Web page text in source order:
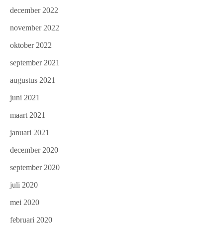
december 2022
november 2022
oktober 2022
september 2021
augustus 2021
juni 2021
maart 2021
januari 2021
december 2020
september 2020
juli 2020
mei 2020
februari 2020